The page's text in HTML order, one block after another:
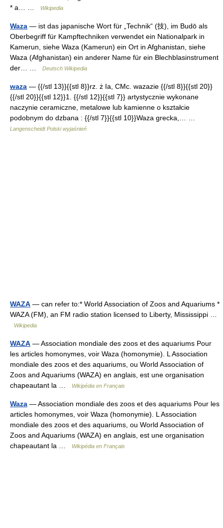
* a… …
Wikipedia
Waza — ist das japanische Wort für „Technik“ (技), im Budō als
Oberbegriff für Kampftechniken verwendet ein Nationalpark in
Kamerun, siehe Waza (Kamerun) ein Ort in Afghanistan, siehe
Waza (Afghanistan) ein anderer Name für ein Blechblasinstrument
der… …
Deutsch Wikipedia
waza — {{/stl 13}}{{stl 8}}rz. ż Ia, CMc. wazazie {{/stl 8}}{{stl 20}}
{{/stl 20}}{{stl 12}}1. {{/stl 12}}{{stl 7}} artystycznie wykonane
naczynie ceramiczne, metalowe lub kamienne o kształcie
podobnym do dzbana : {{/stl 7}}{{stl 10}}Waza grecka,… …
Langenscheidt Polski wyjaśnień
WAZA — can refer to:* World Association of Zoos and Aquariums *
WAZA (FM), an FM radio station licensed to Liberty, Mississippi …
Wikipedia
WAZA — Association mondiale des zoos et des aquariums Pour
les articles homonymes, voir Waza (homonymie). L Association
mondiale des zoos et des aquariums, ou World Association of
Zoos and Aquariums (WAZA) en anglais, est une organisation
chapeautant la …
Wikipédia en Français
Waza — Association mondiale des zoos et des aquariums Pour les
articles homonymes, voir Waza (homonymie). L Association
mondiale des zoos et des aquariums, ou World Association of
Zoos and Aquariums (WAZA) en anglais, est une organisation
chapeautant la …
Wikipédia en Français